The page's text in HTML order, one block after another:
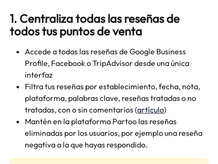
1. Centraliza todas las reseñas de
todos tus puntos de venta
Accede a todas las reseñas de Google Business
Profile, Facebook o TripAdvisor desde una única
interfaz
Filtra tus reseñas por establecimiento, fecha, nota,
plataforma, palabras clave, reseñas tratadas o no
tratadas, con o sin comentarios (artículo)
Mantén en la plataforma Partoo las reseñas
eliminadas por los usuarios, por ejemplo una reseña
negativa a la que hayas respondido.